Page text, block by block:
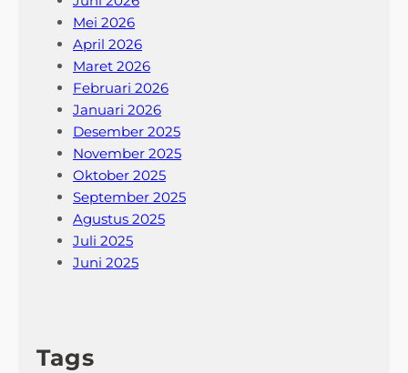
Mei 2026
April 2026
Maret 2026
Februari 2026
Januari 2026
Desember 2025
November 2025
Oktober 2025
September 2025
Agustus 2025
Juli 2025
Juni 2025
Tags